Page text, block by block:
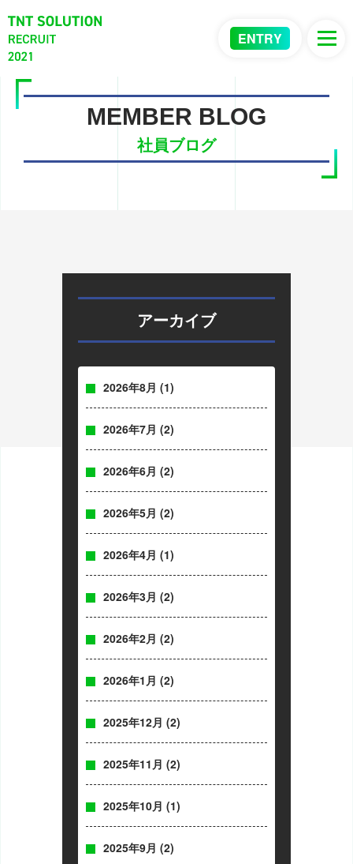
ENTRY
MEMBER BLOG
社員ブログ
アーカイブ
2026年8月 (1)
2026年7月 (2)
2026年6月 (2)
2026年5月 (2)
2026年4月 (1)
2026年3月 (2)
2026年2月 (2)
2026年1月 (2)
2025年12月 (2)
2025年11月 (2)
2025年10月 (1)
2025年9月 (2)